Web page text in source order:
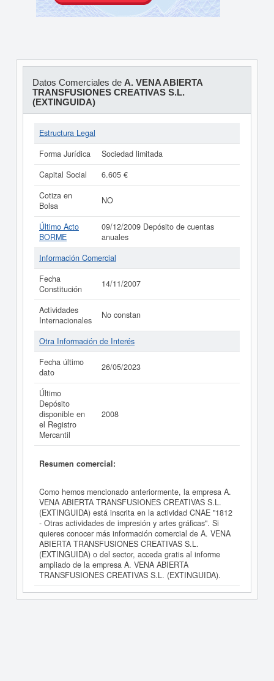
Datos Comerciales de A. VENA ABIERTA
TRANSFUSIONES CREATIVAS S.L.
(EXTINGUIDA)
Estructura Legal
Forma Jurídica
Sociedad limitada
Capital Social
6.605 €
Cotiza en
Bolsa
NO
Último Acto
BORME
09/12/2009 Depósito de cuentas
anuales
Información Comercial
Fecha
Constitución
14/11/2007
Actividades
Internacionales
No constan
Otra Información de Interés
Fecha último
dato
26/05/2023
Último
Depósito
disponible en
el Registro
Mercantil
2008
Resumen comercial:
Como hemos mencionado anteriormente, la empresa A.
VENA ABIERTA TRANSFUSIONES CREATIVAS S.L.
(EXTINGUIDA) está inscrita en la actividad CNAE "1812
- Otras actividades de impresión y artes gráficas". Si
quieres conocer más información comercial de A. VENA
ABIERTA TRANSFUSIONES CREATIVAS S.L.
(EXTINGUIDA) o del sector, acceda gratis al informe
ampliado de la empresa A. VENA ABIERTA
TRANSFUSIONES CREATIVAS S.L. (EXTINGUIDA).